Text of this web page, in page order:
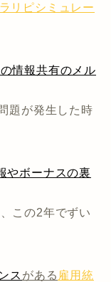
ラリピシミュレー
情報共有のメル
題が発生した時
やボーナスの裏
この2年でずい
ス がある 雇用統